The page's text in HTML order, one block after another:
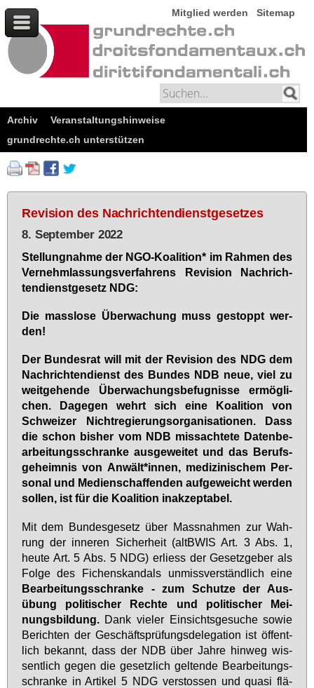
Mitglied werden Sitemap
Archiv
Veranstaltungshinweise
grundrechte.ch unterstützen
Revision des Nachrichtendienstgesetzes
8. September 2022
Stel­lung­nah­me der NGO-Ko­ali­ti­on* im Rah­men des
Ver­nehm­las­sungs­ver­fah­rens Re­vi­si­on Nach­rich­
ten­dienst­ge­setz NDG:
Die mass­lo­se Über­wa­chung muss ge­stoppt wer­
den!
Der Bun­des­rat will mit der Re­vi­si­on des NDG dem
Nach­rich­ten­dienst des Bun­des NDB neue, viel zu
weit­ge­hen­de Über­wa­chungs­be­fug­nis­se er­mög­li­
chen. Da­ge­gen wehrt sich ei­ne Ko­ali­ti­on von
Schwei­zer Nicht­re­gie­rungs­or­ga­ni­sa­tio­nen. Dass
die schon bis­her vom NDB miss­ach­te­te Da­ten­be­
ar­bei­tungs­schran­ke aus­ge­wei­tet und das Be­rufs­
ge­heim­nis von An­wält*in­nen, me­di­zi­ni­schem Per­
so­nal und Me­di­en­schaf­fen­den auf­ge­weicht wer­den
sol­len, ist für die Ko­ali­ti­on in­ak­zep­ta­bel.
Mit dem Bun­des­ge­setz über Mass­nah­men zur Wah­
rung der in­ne­ren Si­cher­heit (alt­BWIS Art. 3 Abs. 1,
heu­te Art. 5 Abs. 5 NDG) er­liess der Ge­setz­ge­ber als
Fol­ge des Fi­chen­skan­dals un­miss­ver­ständ­lich ei­ne
Be­ar­bei­tungs­schran­ke - zum Schut­ze der Aus­
übung po­li­ti­scher Rech­te und po­li­ti­scher Mei­
nungs­bil­dung.
Dank vie­ler Ein­sichts­ge­su­che so­wie
Be­rich­ten der Ge­schäfts­prü­fungs­de­le­ga­ti­on ist öf­fent­
lich be­kannt, dass der NDB über Jah­re hin­weg wis­
sent­lich ge­gen die ge­setz­lich gel­ten­de Be­ar­bei­tungs­
schran­ke in Ar­ti­kel 5 NDG ver­stos­sen und qua­si flä­